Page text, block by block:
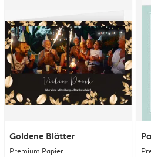
Goldene Blätter
Premium Papier